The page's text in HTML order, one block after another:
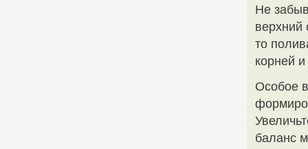
Не
верхний
то
корней
Особое
баланс